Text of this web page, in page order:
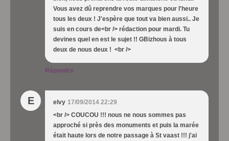
Vous avez dû reprendre vos marques pour l'heure
tous les deux ! J'espère que tout va bien aussi.. Je
suis en cours de<br /> rédaction pour mardi. Tu
devines quel en est le sujet !! GBizhous à tous
deux de nous deux ! <br />
Répondre
E elvy 17/09/2014 22:29
<br /> COUCOU !!! nous ne nous sommes pas
approché si près des monuments et puis la marée
était haute lors de notre passage à St vaast !!! j'ai